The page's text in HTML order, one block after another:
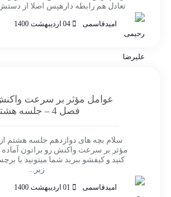
تعادل هم رابطه دارهپس اصلا از
امیدقاسمی
عوامل مؤثر بر سرعت
فصل 4 – جلسه هشتم
مؤثر بر سرعت واکنش رو براتون
کنید و کیفشو ببرید شما میتونید با
زیر...
امیدقاسمی